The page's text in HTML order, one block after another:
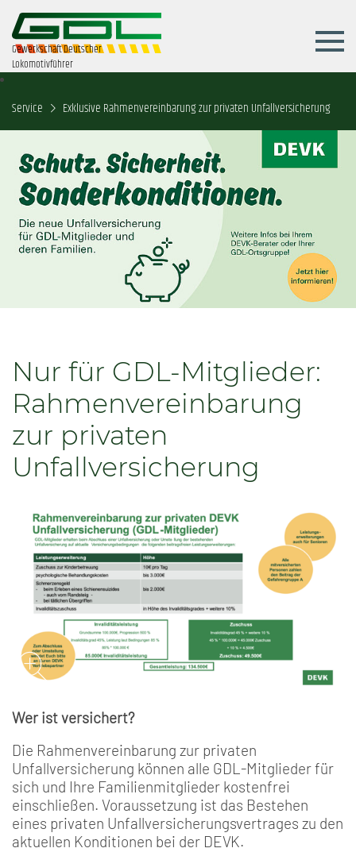
Gewerkschaft Deutscher
Lokomotivführer
Service Exklusive Rahmenvereinbarung zur privaten Unfallversicherung
Nur für GDL-Mitglieder:
Rahmenvereinbarung
zur privaten
Unfallversicherung
Wer ist versichert?
Die Rahmenvereinbarung zur privaten
Unfallversicherung können alle GDL-Mitglieder für
sich und Ihre Familienmitglieder kostenfrei
einschließen. Voraussetzung ist das Bestehen
eines privaten Unfallversicherungsvertrages zu den
aktuellen Konditionen bei der DEVK.